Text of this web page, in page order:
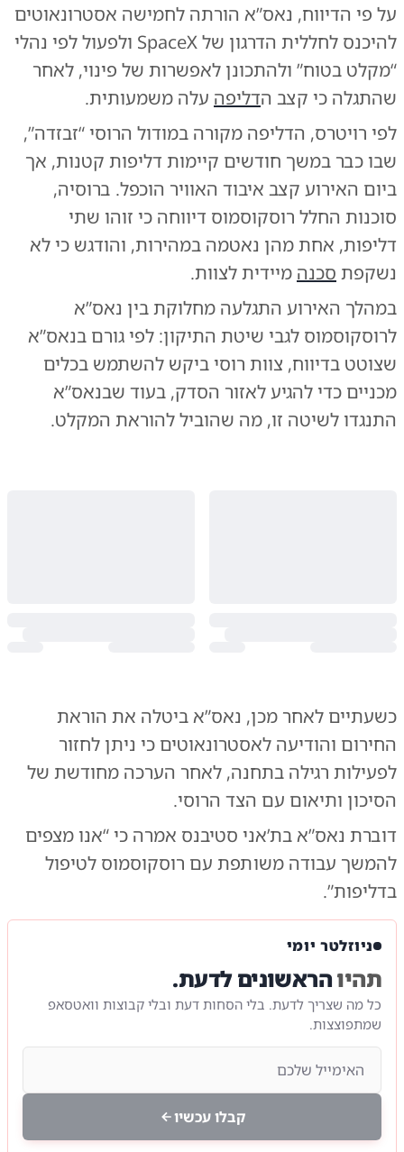
על פי הדיווח, נאס”א הורתה לחמישה אסטרונאוטים
להיכנס לחללית הדרגון של SpaceX ולפעול לפי נהלי
“מקלט בטוח” ולהתכונן לאפשרות של פינוי, לאחר
שהתגלה כי קצב הדליפה עלה משמעותית.
לפי רויטרס, הדליפה מקורה במודול הרוסי “זבזדה”,
שבו כבר במשך חודשים קיימות דליפות קטנות, אך
ביום האירוע קצב איבוד האוויר הוכפל. ברוסיה,
סוכנות החלל רוסקוסמוס דיווחה כי זוהו שתי
דליפות, אחת מהן נאטמה במהירות, והודגש כי לא
נשקפת סכנה מיידית לצוות.
במהלך האירוע התגלעה מחלוקת בין נאס”א
לרוסקוסמוס לגבי שיטת התיקון: לפי גורם בנאס”א
שצוטט בדיווח, צוות רוסי ביקש להשתמש בכלים
מכניים כדי להגיע לאזור הסדק, בעוד שבנאס”א
התנגדו לשיטה זו, מה שהוביל להוראת המקלט.
כשעתיים לאחר מכן, נאס”א ביטלה את הוראת
החירום והודיעה לאסטרונאוטים כי ניתן לחזור
לפעילות רגילה בתחנה, לאחר הערכה מחודשת של
הסיכון ותיאום עם הצד הרוסי.
דוברת נאס”א בת’אני סטיבנס אמרה כי “אנו מצפים
להמשך עבודה משותפת עם רוסקוסמוס לטיפול
בדליפות”.
ניוזלטר יומי
תהיוהראשונים לדעת.
כל מה שצריך לדעת. בלי הסחות דעת ובלי קבוצות וואטסאפ
שמתפוצצות.
קבלו עכשיו